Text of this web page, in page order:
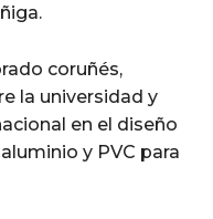
coruñés,
la universidad y
en el diseño
y PVC para